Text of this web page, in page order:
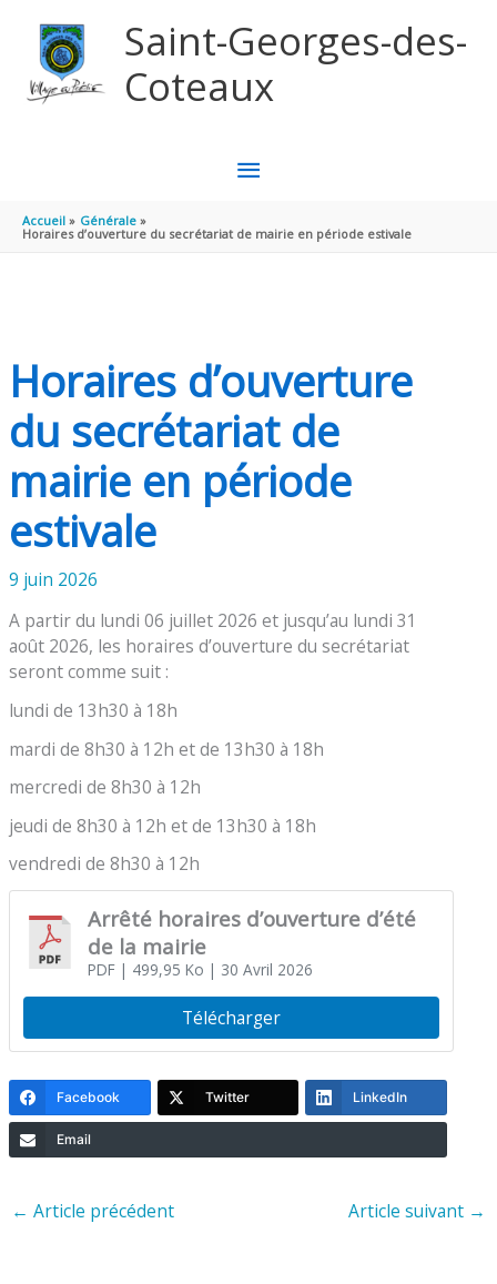
Saint-Georges-des-
Coteaux
MENU
PRINCIPAL
Accueil
Générale
Horaires d’ouverture du secrétariat de mairie en période estivale
Horaires d’ouverture
du secrétariat de
mairie en période
estivale
9 juin 2026
A partir du lundi 06 juillet 2026 et jusqu’au lundi 31
août 2026, les horaires d’ouverture du secrétariat
seront comme suit :
lundi de 13h30 à 18h
mardi de 8h30 à 12h et de 13h30 à 18h
mercredi de 8h30 à 12h
jeudi de 8h30 à 12h et de 13h30 à 18h
vendredi de 8h30 à 12h
Arrêté horaires d’ouverture d’été
de la mairie
PDF| 499,95 Ko | 30 Avril 2026
Télécharger
Facebook Twitter LinkedIn
Email
← Article précédent Article suivant →